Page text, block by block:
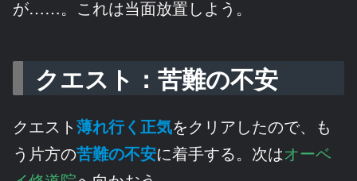
が……。これは当面放置しよう。
クエスト：苦難の不安
クエスト薄れ行く正気をクリアしたので、も
う片方の苦難の不安に着手する。次はオーベ